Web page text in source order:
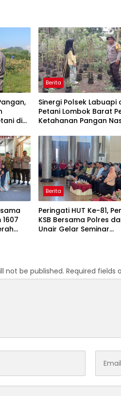
di
Berita
Sinergi Polsek Labuapi
Petani Lombok Barat
Ketahanan Pangan
1607
Berita
Peringati HUT Ke-81,
KSB Bersama Polres
Unair Gelar Seminar
not be published. Required fields